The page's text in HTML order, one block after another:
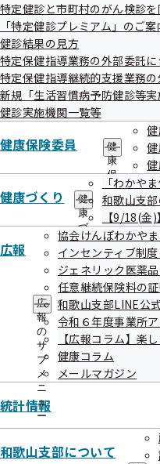
特定健診と市町村のがん検診を
「特定健診プレミアム」のご案
健診結果の見方
特定保健指導業務の外部委託に
特定保健指導継続的支援業務
新規「生活習慣病予防健診等
健診実施機関一覧等
健康保険委員
健
康
保
険
委
員
の
サ
ブ
メ
ニ
ュ
ー
健康づくり
健
康
づ
く
り
の
サ
ブ
メ
ニ
ュ
ー
「わかや
和歌山支
【9/18(金
広報
広
報
の
サ
ブ
メ
ニ
ュ
ー
協会けんぽわかや
インセンティブ制
ジェネリック医薬
任意継続保険料の
和歌山支部LINE公
令和６年度事業所
【広報コラム】楽
健康コラム
メールマガジン
統計情報
和歌山支部について
事案
生活習慣病予防健診を委託
先」といいます。）におい
診者が以前勤務していた事
発生原因
委託先において、受診者
令和07年11月20日
判明契機
受診者が現在勤務してい
委託先が受診者に謝罪し
から健診結果を回収しまし
再発防止策